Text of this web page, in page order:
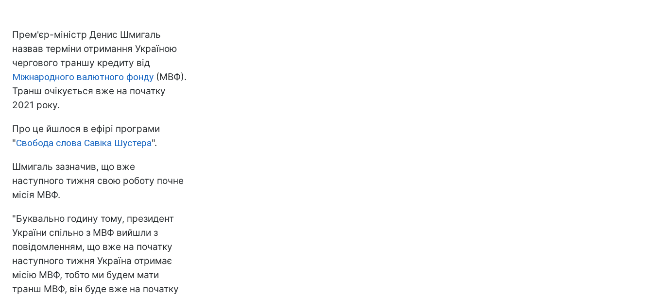
Прем'єр-міністр Денис Шмигаль
назвав терміни отримання Україною
чергового траншу кредиту від
Міжнародного валютного фонду (МВФ).
Транш очікується вже на початку
2021 року.
Про це йшлося в ефірі програми
"Свобода слова Савіка Шустера".
Шмигаль зазначив, що вже
наступного тижня свою роботу почне
місія МВФ.
"Буквально годину тому, президент
України спільно з МВФ вийшли з
повідомленням, що вже на початку
наступного тижня Україна отримає
місію МВФ, тобто ми будем мати
транш МВФ, він буде вже на початку